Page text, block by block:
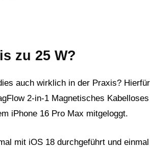
zu 25 W?
auch wirklich in der Praxis?
2-in-1 Magnetisches
iPhone 16 Pro Max mitgeloggt.
mit iOS 18 durchgeführt und